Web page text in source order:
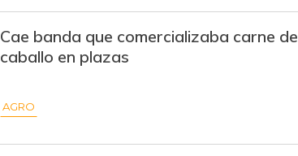
Cae banda que comercializaba carne de
caballo en plazas
AGRO